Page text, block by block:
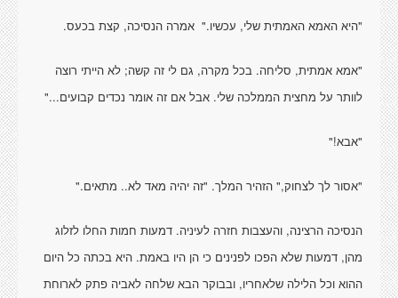
"היא האמא האמתית שלי, עכשיו." אמרה הנסיכה, קצת בכעס.
"אמא אמתית, סליחה. בכל מקרה, גם לי זה קשה; לא הייתי רוצה
לוותר על מחצית הממלכה שלי. אבל אם זה אומר נכדים קבועים..."
"אבא!"
"אסור לך לצחוק," הזהיר המלך. "זה יהיה מאד לא.. מתאים."
הנסיכה הרצינה, והעצבות חזרה לעיניה. דמעות חמות החלו לזלוג
מהן, דמעות שלא הפכו לפנינים כי הן היו באמת. היא בכתה כל היום
ההוא וכל הלילה שלאחריו, ובבוקר הבא שלחה לאביה פתק לארוחת